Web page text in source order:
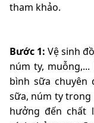
tham khảo.
Bước 1: Vệ sinh
núm ty,
bình sữa chuyên
sữa, núm ty trong
hưởng đến chất